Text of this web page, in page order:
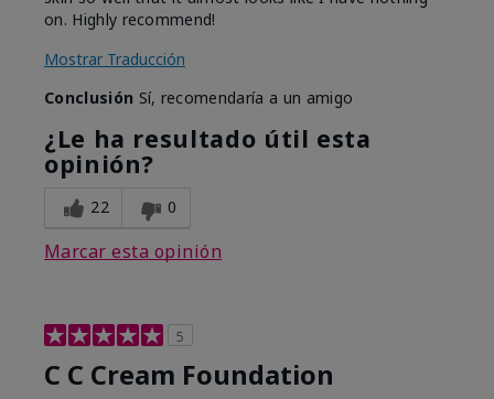
on. Highly recommend!
Mostrar Traducción
Conclusión Sí, recomendaría a un amigo
¿Le ha resultado útil esta
opinión?
22 0
Marcar esta opinión
5
C C Cream Foundation